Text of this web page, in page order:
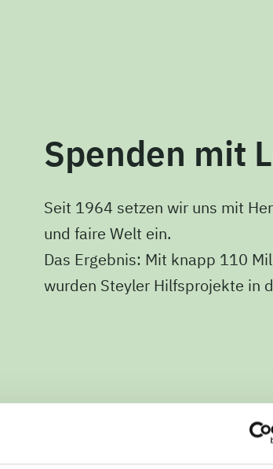
Spenden mit
Seit 1964 setzen wir uns mit
und faire Welt ein.
Das Ergebnis: Mit knapp 110
wurden Steyler Hilfsprojekte in